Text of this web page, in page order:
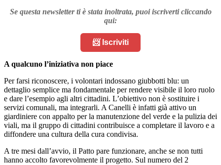
Se questa newsletter ti è stata inoltrata, puoi iscriverti cliccando
qui:
📨 Iscriviti
A qualcuno l’iniziativa non piace
Per farsi riconoscere, i volontari indossano giubbotti blu: un
dettaglio semplice ma fondamentale per rendere visibile il loro ruolo
e dare l’esempio agli altri cittadini. L’obiettivo non è sostituire i
servizi comunali, ma integrarli. A Canelli è infatti già attivo un
giardiniere con appalto per la manutenzione del verde e la pulizia dei
viali, ma il gruppo di cittadini contribuisce a completare il lavoro e a
diffondere una cultura della cura condivisa.
A tre mesi dall’avvio, il Patto pare funzionare, anche se non tutti
hanno accolto favorevolmente il progetto. Sul numero del 2